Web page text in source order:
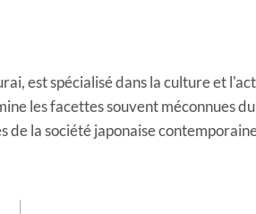
est spécialisé dans la culture et
les facettes souvent méconnues
de la société japonaise